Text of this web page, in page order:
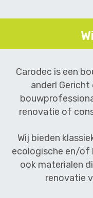
Carodec is een
ander!
renovatie of
Wij bieden
ecologische en/of
ook materialen
renovatie